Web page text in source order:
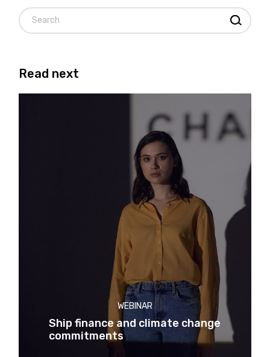
Search
Read next
WEBINAR
Ship finance and climate change
commitments